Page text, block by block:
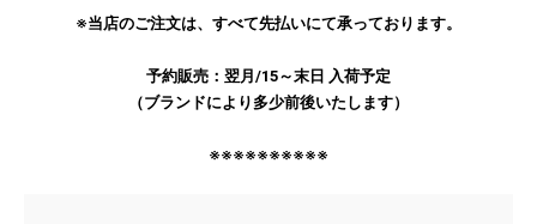
※当店のご注文は、すべて先払いにて承っております。
予約販売：翌月/15～末日 入荷予定
（ブランドにより多少前後いたします）
※※※※※※※※※※